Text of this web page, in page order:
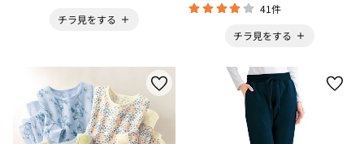
チラ見をする
41件
チラ見をする